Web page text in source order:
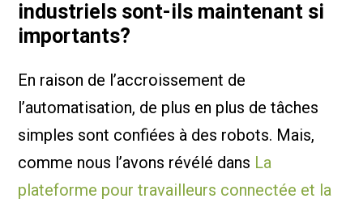
industriels sont-ils maintenant si
importants?
En raison de l’accroissement de
l’automatisation, de plus en plus de tâches
simples sont confiées à des robots. Mais,
comme nous l’avons révélé dans La
plateforme pour travailleurs connectée et la